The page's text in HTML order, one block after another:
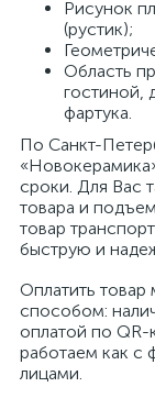
Рисунок
(рустик);
Область
гостиной,
фартука.
По Санкт-
сроки. Для Вас
товара и
товар
быструю и
Оплатить
способом:
оплатой по
работаем как с
лицами.